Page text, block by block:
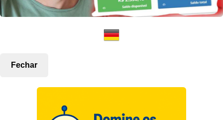
Fechar